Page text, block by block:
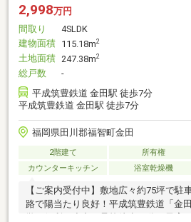
2,998万円
間取り
4SLDK
建物面積 115.18m2
土地面積 247.38m2
総戸数
-
平成筑豊鉄道 金田駅 徒歩7分
平成筑豊鉄道 金田駅 徒歩7分
福岡県田川郡福智町金田
2階建て 所有権
カウンターキッチン
浴室乾燥機
【ご案内受付中】敷地広々約75坪で駐
路で陽当たり良好！平成筑豊鉄道「金
学に便利！小中一貫校徒歩12分で子育